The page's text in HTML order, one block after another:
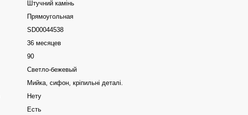
Штучний камінь
Прямоугольная
SD00044538
36 месяцев
90
Светло-бежевый
Мийка, сифон, кріпильні деталі.
Нету
Есть